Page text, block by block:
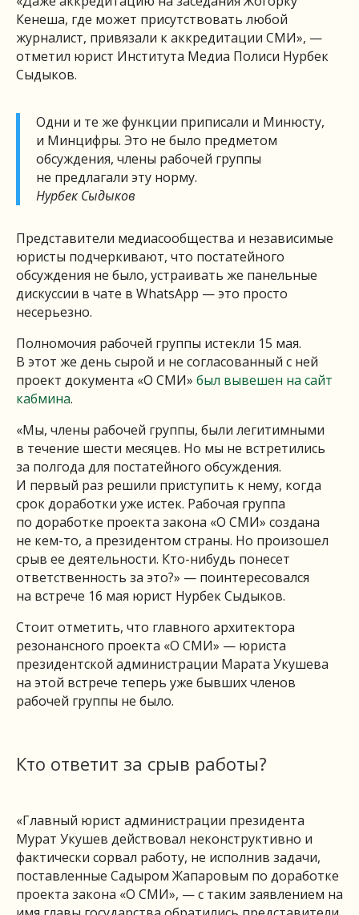
Кенеша, где может присутствовать любой
журналист, привязали к аккредитации СМИ», —
отметил юрист Института Медиа Полиси Нурбек
Сыдыков.
Одни и те же функции приписали и Минюсту,
и Минцифры. Это не было предметом
обсуждения, члены рабочей группы
не предлагали эту норму.
Нурбек Сыдыков
Представители медиасообщества и независимые
юристы подчеркивают, что постатейного
обсуждения не было, устраивать же панельные
дискуссии в чате в WhatsApp — это просто
несерьезно.
Полномочия рабочей группы истекли 15 мая.
В этот же день сырой и не согласованный с ней
проект документа «О СМИ» был вывешен на сайт
кабмина.
«Мы, члены рабочей группы, были легитимными
в течение шести месяцев. Но мы не встретились
за полгода для постатейного обсуждения.
И первый раз решили приступить к нему, когда
срок доработки уже истек. Рабочая группа
по доработке проекта закона «О СМИ» создана
не кем-то, а президентом страны. Но произошел
срыв ее деятельности. Кто-нибудь понесет
ответственность за это?» — поинтересовался
на встрече 16 мая юрист Нурбек Сыдыков.
Стоит отметить, что главного архитектора
резонансного проекта «О СМИ» — юриста
президентской администрации Марата Укушева
на этой встрече теперь уже бывших членов
рабочей группы не было.
Кто ответит за срыв работы?
«Главный юрист администрации президента
Мурат Укушев действовал неконструктивно и
фактически сорвал работу, не исполнив задачи,
поставленные Садыром Жапаровым по доработке
проекта закона «О СМИ», — с таким заявлением на